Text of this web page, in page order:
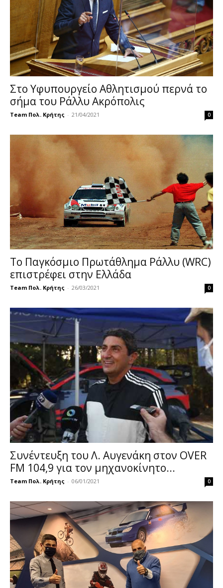
Στο Υφυπουργείο Αθλητισμού περνά το
σήμα του Ράλλυ Ακρόπολις
Team Πολ. Κρήτης - 21/04/2021 0
Το Παγκόσμιο Πρωτάθλημα Ράλλυ (WRC)
επιστρέφει στην Ελλάδα
Team Πολ. Κρήτης - 26/03/2021 0
Συνέντευξη του Λ. Αυγενάκη στον OVER
FM 104,9 για τον μηχανοκίνητο...
Team Πολ. Κρήτης - 06/01/2021 0